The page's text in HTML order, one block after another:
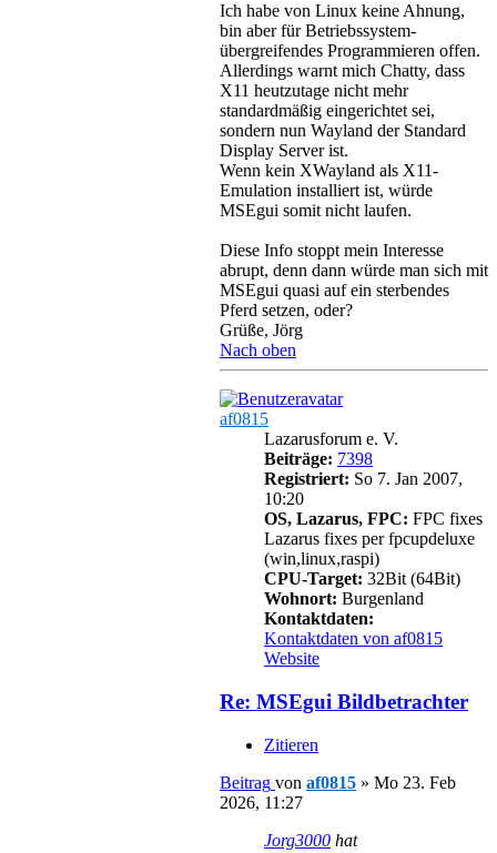
Ich habe von Linux keine Ahnung,
bin aber für Betriebssystem-
übergreifendes Programmieren offen.
Allerdings warnt mich Chatty, dass
X11 heutzutage nicht mehr
standardmäßig eingerichtet sei,
sondern nun Wayland der Standard
Display Server ist.
Wenn kein XWayland als X11-
Emulation installiert ist, würde
MSEgui somit nicht laufen.
Diese Info stoppt mein Interesse
abrupt, denn dann würde man sich mit
MSEgui quasi auf ein sterbendes
Pferd setzen, oder?
Grüße, Jörg
Nach oben
af0815
Lazarusforum e. V.
Beiträge: 7398
Registriert: So 7. Jan 2007,
10:20
OS, Lazarus, FPC: FPC fixes
Lazarus fixes per fpcupdeluxe
(win,linux,raspi)
CPU-Target: 32Bit (64Bit)
Wohnort: Burgenland
Kontaktdaten:
Kontaktdaten von af0815
Website
Re: MSEgui Bildbetrachter
Zitieren
Beitrag von af0815 » Mo 23. Feb
2026, 11:27
Jorg3000 hat